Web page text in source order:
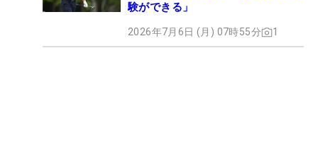
験ができる」
2026年7月6日 (月) 07時55分 1